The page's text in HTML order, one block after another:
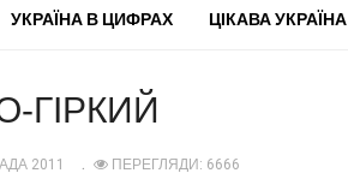
УКРАЇНА В ЦИФРАХ ЦІКАВА УКРАЇНА
ГІРКИЙ
2011 ПЕРЕГЛЯДИ: 6666